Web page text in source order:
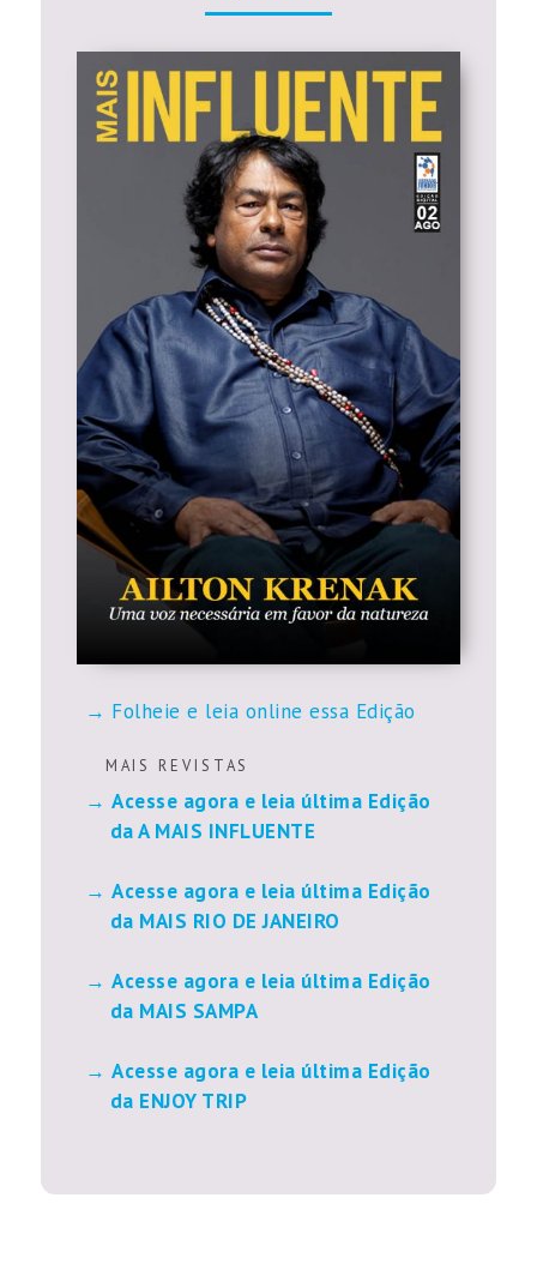
Folheie e leia online essa Edição
M A I S R E V I S T A S
Acesse agora e leia última Edição
da A MAIS INFLUENTE
Acesse agora e leia última Edição
da MAIS RIO DE JANEIRO
Acesse agora e leia última Edição
da MAIS SAMPA
Acesse agora e leia última Edição
da ENJOY TRIP